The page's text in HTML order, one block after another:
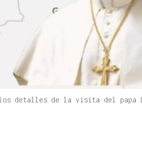
detalles de la visita del papa